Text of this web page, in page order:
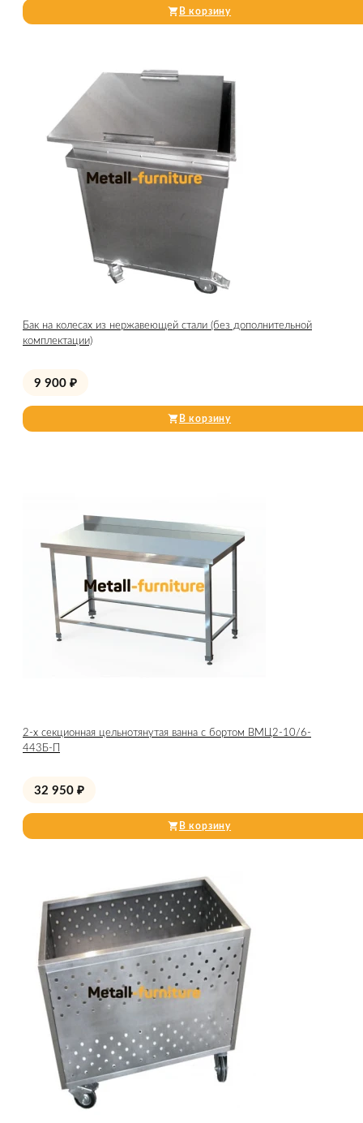
В корзину
Бак на колесах из нержавеющей стали (без дополнительной
комплектации)
9 900 ₽
В корзину
2-х секционная цельнотянутая ванна с бортом ВМЦ2-10/6-
443Б-П
32 950 ₽
В корзину